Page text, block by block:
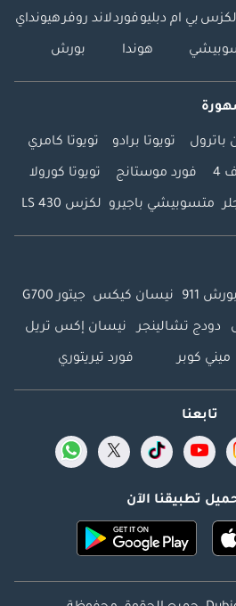
لكزس بي ام دبليوفوردلاند روفرهيونداي
هوندا بورش
باترول تويوتا برادو تويوتا كامري
4 فورد موستانج تويوتا كورولا
متسوبيشي باجيرو لكزس LS 430
بورش 911 نيسان كيكس جيتور G700
دودج تشالينجر نيسان إكس تريل
ميني كوبر فورد تيريتوري
تابعنا
تطبيقنا الآن